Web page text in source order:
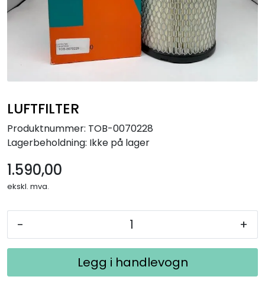
LUFTFILTER
Produktnummer: TOB-0070228
Lagerbeholdning: Ikke på lager
1.590,00
ekskl. mva.
- +
Legg i handlevogn